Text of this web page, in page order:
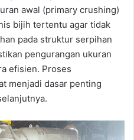
awal (primary crushing)
bijih tertentu agar tidak
pada struktur serpihan
pengurangan ukuran
efisien. Proses
menjadi dasar penting